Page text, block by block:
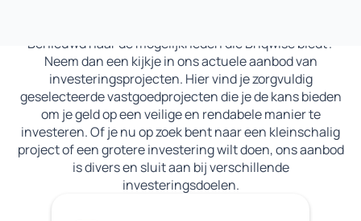
Benieuwd naar de mogelijkheden die Briqwise biedt?
Neem dan een kijkje in ons actuele aanbod van
investeringsprojecten. Hier vind je zorgvuldig
geselecteerde vastgoedprojecten die je de kans bieden
om je geld op een veilige en rendabele manier te
investeren. Of je nu op zoek bent naar een kleinschalig
project of een grotere investering wilt doen, ons aanbod
is divers en sluit aan bij verschillende
investeringsdoelen.